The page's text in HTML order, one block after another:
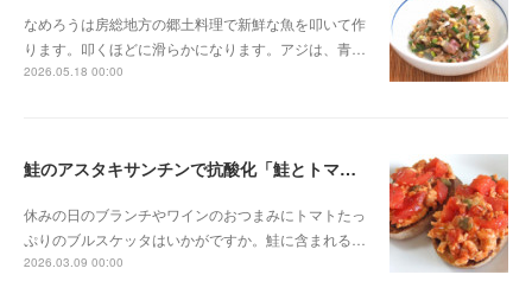
なめろうは房総地方の郷土料理で新鮮な魚を叩いて作
ります。叩くほどに滑らかになります。アジは、青…
2026.05.18 00:00
鮭のアスタキサンチンで抗酸化「鮭とトマトのブルスケッタ」
休みの日のブランチやワインのおつまみにトマトたっ
ぷりのブルスケッタはいかがですか。鮭に含まれる…
2026.03.09 00:00